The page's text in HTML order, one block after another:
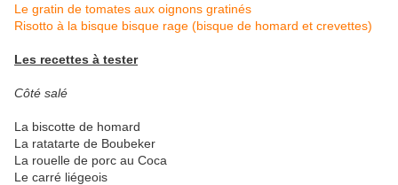
Le gratin de tomates aux oignons gratinés
Risotto à la bisque bisque rage (bisque de homard et crevettes)
Les recettes à tester
Côté salé
La biscotte de homard
La ratatarte de Boubeker
La rouelle de porc au Coca
Le carré liégeois